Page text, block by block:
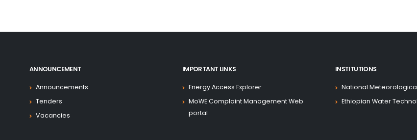
ANNOUNCEMENT
Announcements
Tenders
Vacancies
IMPORTANT LINKS
Energy Access Explorer
MoWE Complaint Management Web
portal
INSTITUTIONS
National
Ethiopian Water